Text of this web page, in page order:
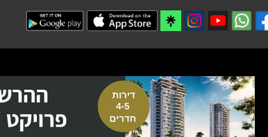
השקעות בקרקעות צור קשר תנאי שימוש מידע חיוני למשקיעים